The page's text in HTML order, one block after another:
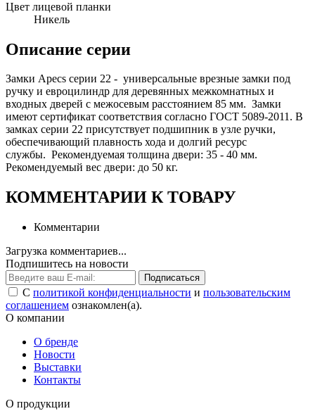
Цвет лицевой планки
Никель
Описание серии
Замки Apecs серии 22 - универсальные врезные замки под
ручку и евроцилиндр для деревянных межкомнатных и
входных дверей с межосевым расстоянием 85 мм. Замки
имеют сертификат соответствия согласно ГОСТ 5089-2011. В
замках серии 22 присутствует подшипник в узле ручки,
обеспечивающий плавность хода и долгий ресурс
службы. Рекомендуемая толщина двери: 35 - 40 мм.
Рекомендуемый вес двери: до 50 кг.
КОММЕНТАРИИ К ТОВАРУ
Комментарии
Загрузка комментариев...
Подпишитесь на новости
Подписаться
С политикой конфиденциальности и пользовательским
соглашением ознакомлен(а).
О компании
О бренде
Новости
Выставки
Контакты
О продукции